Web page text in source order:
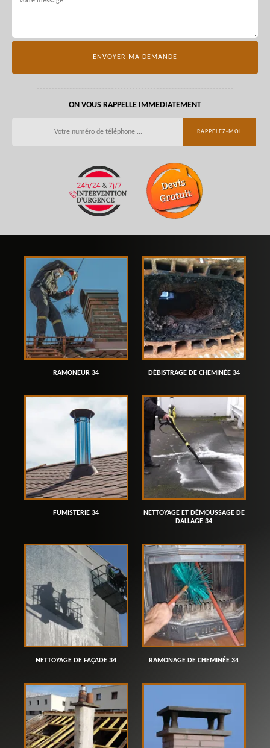
ON VOUS RAPPELLE IMMEDIATEMENT
RAMONEUR 34 DÉBISTRAGE DE CHEMINÉE 34
FUMISTERIE 34
NETTOYAGE ET DÉMOUSSAGE DE
DALLAGE 34
NETTOYAGE DE FAÇADE 34 RAMONAGE DE CHEMINÉE 34